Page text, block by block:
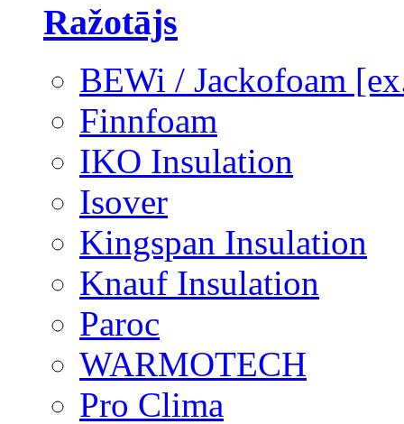
Ražotājs
BEWi / Jackofoam
Finnfoam
IKO Insulation
Isover
Kingspan Insulation
Knauf Insulation
Paroc
WARMOTECH
Pro Clima